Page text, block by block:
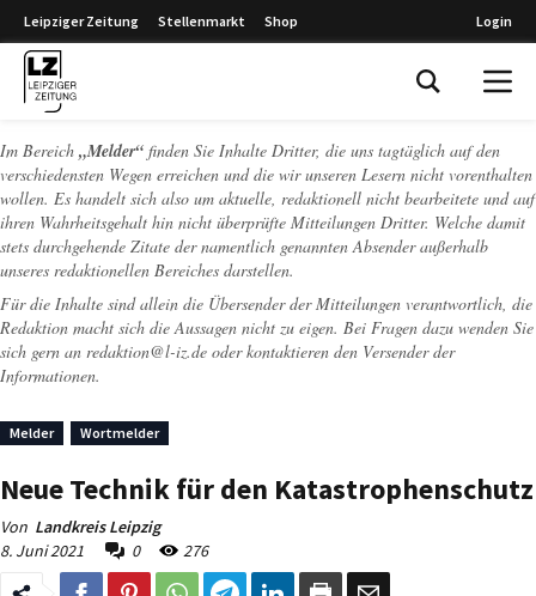
Leipziger Zeitung Stellenmarkt Shop Login
Im Bereich „Melder“ finden Sie Inhalte Dritter, die uns tagtäglich auf den
verschiedensten Wegen erreichen und die wir unseren Lesern nicht vorenthalten
wollen. Es handelt sich also um aktuelle, redaktionell nicht bearbeitete und auf
ihren Wahrheitsgehalt hin nicht überprüfte Mitteilungen Dritter. Welche damit
stets durchgehende Zitate der namentlich genannten Absender außerhalb
unseres redaktionellen Bereiches darstellen.
Für die Inhalte sind allein die Übersender der Mitteilungen verantwortlich, die
Redaktion macht sich die Aussagen nicht zu eigen. Bei Fragen dazu wenden Sie
sich gern an redaktion@l-iz.de oder kontaktieren den Versender der
Informationen.
Melder Wortmelder
Neue Technik für den Katastrophenschutz
Von Landkreis Leipzig
8. Juni 2021
0 276